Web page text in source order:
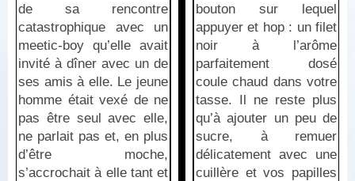
de sa rencontre
catastrophique avec un
meetic-boy qu’elle avait
invité à dîner avec un de
ses amis à elle. Le jeune
homme était vexé de ne
pas être seul avec elle,
ne parlait pas et, en plus
d’être moche,
s’accrochait à elle tant et
bouton sur lequel
appuyer et hop : un filet
noir à l’arôme
parfaitement dosé
coule chaud dans votre
tasse. Il ne reste plus
qu’à ajouter un peu de
sucre, à remuer
délicatement avec une
cuillère et vos papilles